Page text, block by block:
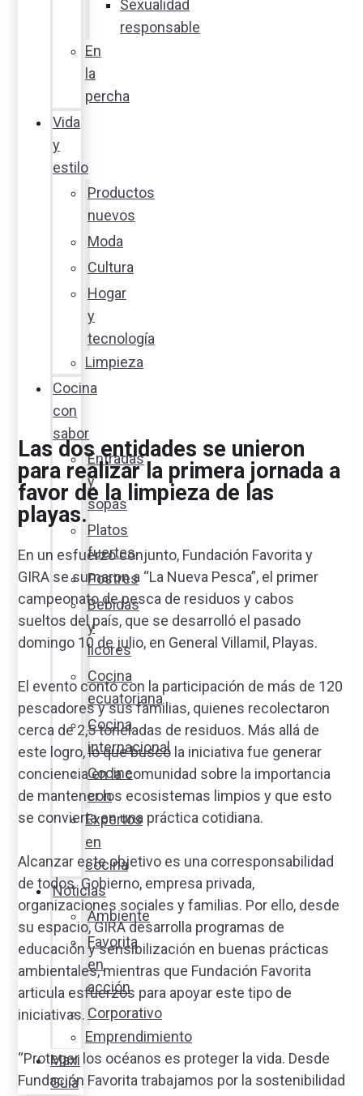
Sexualidad
responsable
En
la
percha
Vida
y
estilo
Productos
nuevos
Moda
Cultura
Hogar
y
tecnología
Limpieza
Cocina
con
sabor
Entradas
y
sopas
Platos
fuertes
Postres
Bebidas
y
licores
Cocina
ecuatoriana
Cocina
internacional
Cocine
con
Expertos
en
cocina
Noticias
Ambiente
Favorita
en
acción
Corporativo
Emprendimiento
Maxi
Guía
Las dos entidades se unieron
para realizar la primera jornada a
favor de la limpieza de las
playas.
En un esfuerzo conjunto, Fundación Favorita y
GIRA se sumaron a “La Nueva Pesca”, el primer
campeonato de pesca de residuos y cabos
sueltos del país, que se desarrolló el pasado
domingo 10 de julio, en General Villamil, Playas.
El evento contó con la participación de más de 120
pescadores y sus familias, quienes recolectaron
cerca de 2,5 toneladas de residuos. Más allá de
este logro, lo que buscó la iniciativa fue generar
conciencia en la comunidad sobre la importancia
de mantener los ecosistemas limpios y que esto
se convierta en una práctica cotidiana.
Alcanzar este objetivo es una corresponsabilidad
de todos. Gobierno, empresa privada,
organizaciones sociales y familias. Por ello, desde
su espacio, GIRA desarrolla programas de
educación y sensibilización en buenas prácticas
ambientales, mientras que Fundación Favorita
articula esfuerzos para apoyar este tipo de
iniciativas.
“Proteger los océanos es proteger la vida. Desde
Fundación Favorita trabajamos por la sostenibilidad